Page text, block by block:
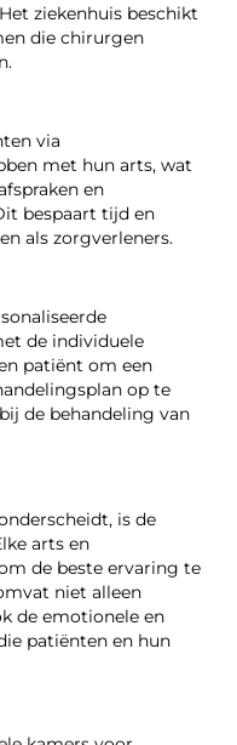
ziekenhuis beschikt
die chirurgen
via
met hun arts, wat
en
bespaart tijd en
als zorgverleners.
de individuele
patiënt om een
op te
de behandeling van
is de
arts en
de beste ervaring te
niet alleen
de emotionele en
patiënten en hun